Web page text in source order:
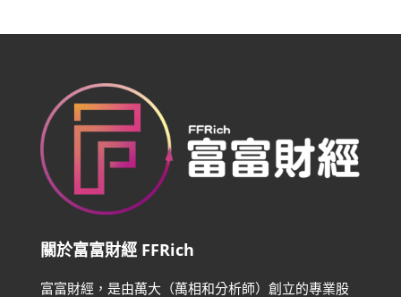
關於富富財經 FFRich
富富財經，是由萬大（萬相和分析師）創立的專業股